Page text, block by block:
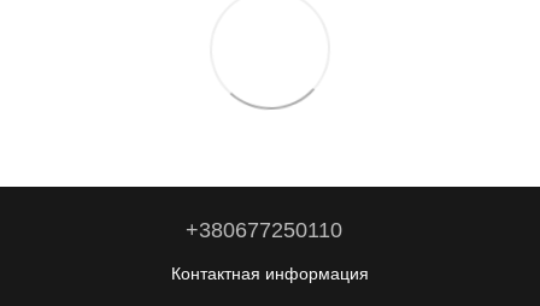
+380677250110
Контактная информация